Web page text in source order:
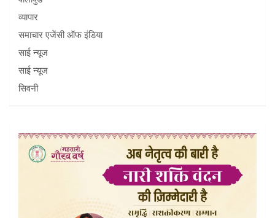
व्यापार
समाचार एजेंसी ऑफ इंडिया
साई न्यूज
साई न्यूज
सिवनी